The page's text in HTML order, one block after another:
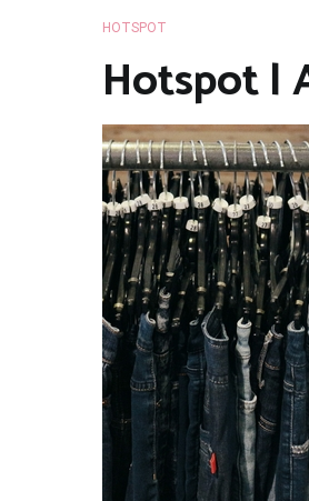
HOTSPOT
Hotspot |